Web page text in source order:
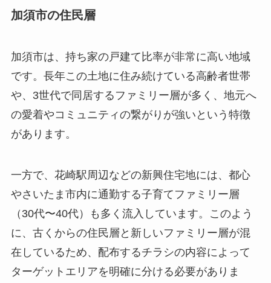
加須市の住民層
加須市は、持ち家の戸建て比率が非常に高い地域
です。長年この土地に住み続けている高齢者世帯
や、3世代で同居するファミリー層が多く、地元へ
の愛着やコミュニティの繋がりが強いという特徴
があります。
一方で、花崎駅周辺などの新興住宅地には、都心
やさいたま市内に通勤する子育てファミリー層
（30代〜40代）も多く流入しています。このよう
に、古くからの住民層と新しいファミリー層が混
在しているため、配布するチラシの内容によって
ターゲットエリアを明確に分ける必要がありま